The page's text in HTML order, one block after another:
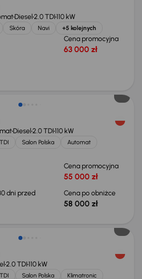
Diesel2.0 TDI110 kW
Skóra Navi +5 kolejnych
Cena promocyjna
63 000 zł
Diesel2.0 TDI110 kW
Salon Polska
Automat
Cena promocyjna
55 000 zł
dni przed
Cena po obniżce
58 000 zł
2.0 TDI110 kW
Salon Polska Klimatronic